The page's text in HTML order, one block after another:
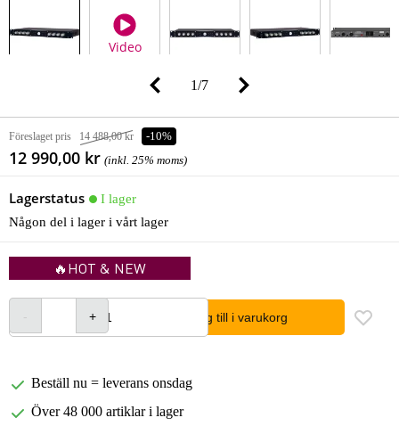
Video
1/7
Föreslaget pris 14 488,00 kr -10%
12 990,00 kr (inkl. 25% moms)
Lagerstatus
I lager
Någon del i lager i vårt lager
🔥HOT & NEW
lägg till i varukorg
Beställ nu = leverans onsdag
Över 48 000 artiklar i lager